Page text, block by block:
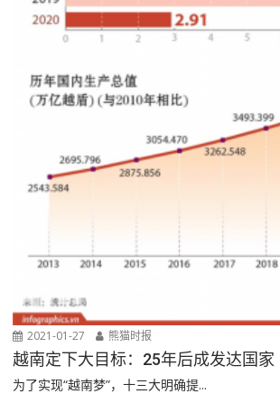
2021-01-27 熊猫时报
越南定下大目标：25年后成发达国家
为了实现“越南梦”，十三大明确提...